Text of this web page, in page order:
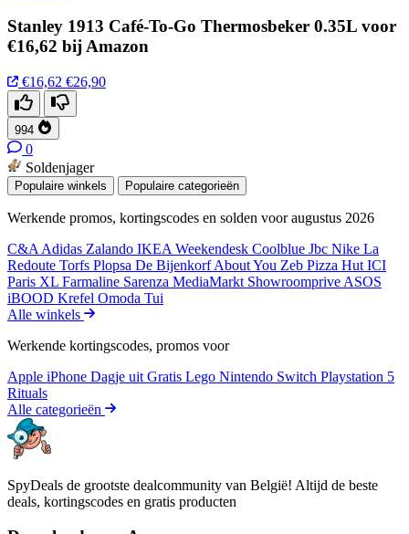
Stanley 1913 Café-To-Go Thermosbeker 0.35L voor
€16,62 bij Amazon
€16,62 €26,90
994
0
Soldenjager
Populaire winkels Populaire categorieën
Werkende promos, kortingscodes en solden voor augustus 2026
C&A Adidas Zalando IKEA Weekendesk Coolblue Jbc Nike La
Redoute Torfs Plopsa De BijenkorfAbout You Zeb Pizza Hut ICI
Paris XL Farmaline Sarenza MediaMarkt Showroomprive ASOS
iBOOD Krefel Omoda Tui
Alle winkels
Werkende kortingscodes, promos voor
Apple iPhone Dagje uit Gratis Lego Nintendo Switch Playstation 5
Rituals
Alle categorieën
SpyDeals de grootste dealcommunity van België! Altijd de beste
deals, kortingscodes en gratis producten